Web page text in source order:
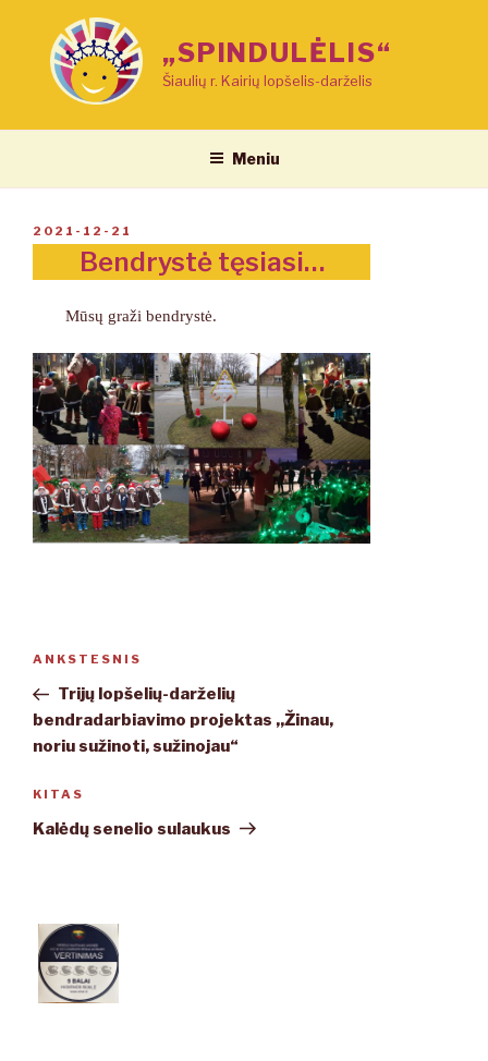
„SPINDULĖLIS“
Šiaulių r. Kairių lopšelis-darželis
Meniu
PASKELBTA
2021-12-21
Bendrystė tęsiasi…
Mūsų graži bendrystė.
Navigacija
įrašų
Ankstesnis
įrašas
ANKSTESNIS
Trijų lopšelių-darželių
bendradarbiavimo projektas ,,Žinau,
noriu sužinoti, sužinojau“
Kitas
įrašas
KITAS
Kalėdų senelio sulaukus